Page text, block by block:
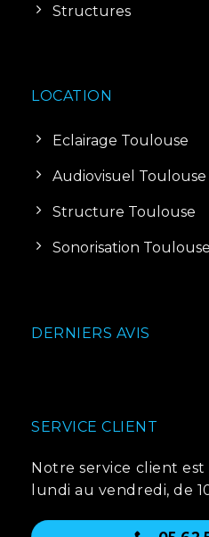
Structures
LOCATION
Eclairage Toulouse
Audiovisuel Toulouse
Structure Toulouse
Sonorisation Toulouse
DERNIERS AVIS
SERVICE CLIENT
Notre service client
lundi au vendredi, de